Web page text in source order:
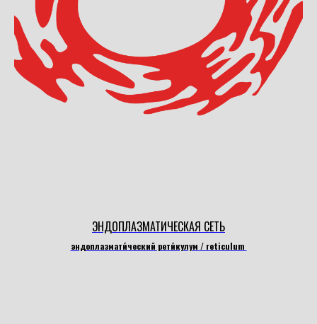
ЭНДОПЛАЗМАТИЧЕСКАЯ СЕТЬ
эндоплазмати́ческий рети́кулум / reticulum